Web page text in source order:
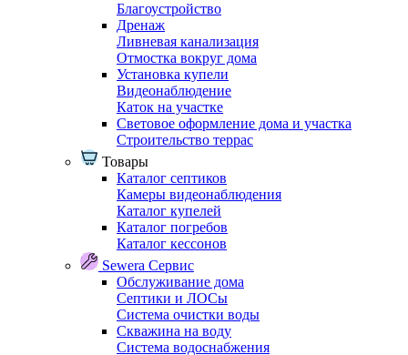
Благоустройство
Дренаж
Ливневая канализация
Отмостка вокруг дома
Установка купели
Видеонаблюдение
Каток на участке
Световое оформление дома и участка
Строительство террас
Товары
Каталог септиков
Камеры видеонаблюдения
Каталог купелей
Каталог погребов
Каталог кессонов
Sewera Сервис
Обслуживание дома
Септики и ЛОСы
Система очистки воды
Скважина на воду
Система водоснабжения